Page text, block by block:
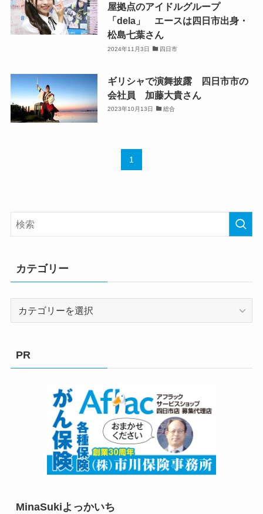
屋拠点のアイドルグループ
「dela」 エースは四日市出身・
松島七葉さん
2024年11月3日 四日市
ギリシャで演舞披露 四日市市の
会社員 加藤大貴さん
2023年10月13日 総合
1
カテゴリー
PR
MinaSukiよっかいち